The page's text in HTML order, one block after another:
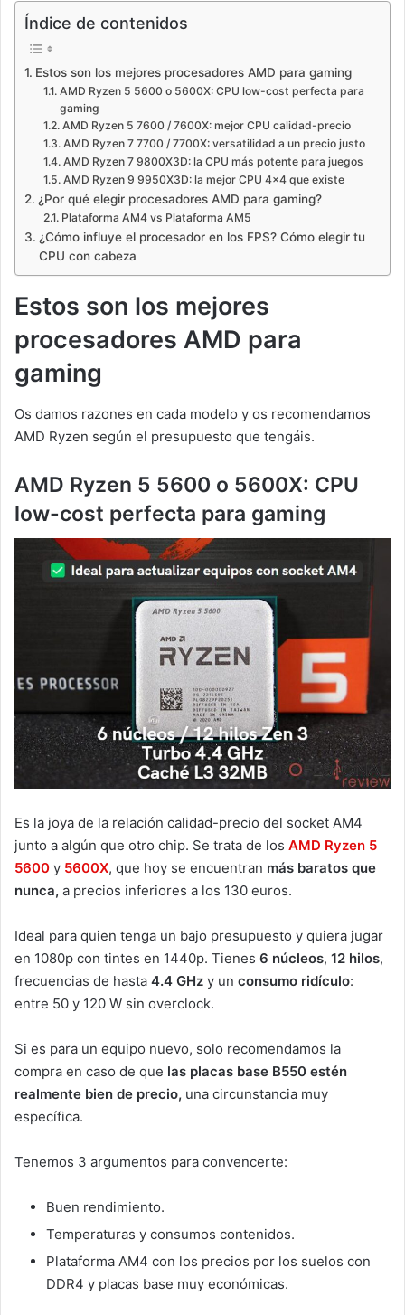
Índice de contenidos
Estos son los mejores procesadores AMD para gaming
AMD Ryzen 5 5600 o 5600X: CPU low-cost perfecta para
gaming
AMD Ryzen 5 7600 / 7600X: mejor CPU calidad-precio
AMD Ryzen 7 7700 / 7700X: versatilidad a un precio justo
AMD Ryzen 7 9800X3D: la CPU más potente para juegos
AMD Ryzen 9 9950X3D: la mejor CPU 4×4 que existe
¿Por qué elegir procesadores AMD para gaming?
Plataforma AM4 vs Plataforma AM5
¿Cómo influye el procesador en los FPS? Cómo elegir tu
CPU con cabeza
Estos son los mejores
procesadores AMD para
gaming
Os damos razones en cada modelo y os recomendamos
AMD Ryzen según el presupuesto que tengáis.
AMD Ryzen 5 5600 o 5600X: CPU
low-cost perfecta para gaming
Es la joya de la relación calidad-precio del socket AM4
junto a algún que otro chip. Se trata de los AMD Ryzen 5
5600 y 5600X, que hoy se encuentran más baratos que
nunca, a precios inferiores a los 130 euros.
Ideal para quien tenga un bajo presupuesto y quiera jugar
en 1080p con tintes en 1440p. Tienes 6 núcleos, 12 hilos,
frecuencias de hasta 4.4 GHz y un consumo ridículo:
entre 50 y 120 W sin overclock.
Si es para un equipo nuevo, solo recomendamos la
compra en caso de que las placas base B550 estén
realmente bien de precio, una circunstancia muy
específica.
Tenemos 3 argumentos para convencerte:
Buen rendimiento.
Temperaturas y consumos contenidos.
Plataforma AM4 con los precios por los suelos con
DDR4 y placas base muy económicas.